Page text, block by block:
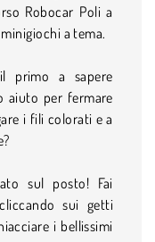
Robocar Poli a
a tema.
primo a sapere
aiuto per fermare
i fili colorati e a
sul posto! Fai
sui getti
i bellissimi